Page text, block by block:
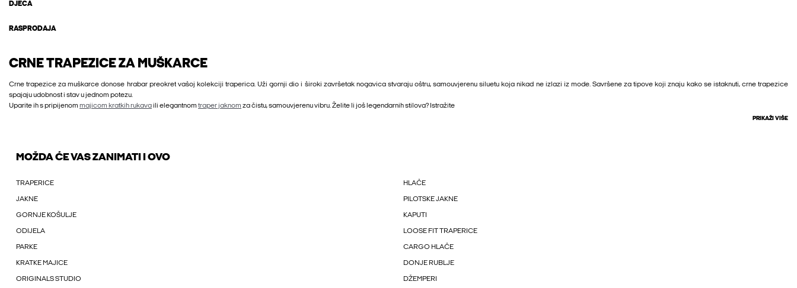
DJECA
RASPRODAJA
CRNE TRAPEZICE ZA MUŠKARCE
Crne trapezice za muškarce donose hrabar preokret vašoj kolekciji traperica. Uži gornji dio i široki završetak nogavica stvaraju oštru, samouvjerenu siluetu koja nikad ne izlazi iz mode. Savršene za tipove koji znaju kako se istaknuti, crne trapezice
spajaju udobnost i stav u jednom potezu.
Uparite ih s pripijenom majicom kratkih rukavaili elegantnom traper jaknom za čistu, samouvjerenu vibru. Želite li još legendarnih stilova? Istražite
PRIKAŽI VIŠE
MOŽDA ĆE VAS ZANIMATI I OVO
TRAPERICE HLAČE
JAKNE PILOTSKE JAKNE
GORNJE KOŠULJE KAPUTI
ODIJELA LOOSE FIT TRAPERICE
PARKE CARGO HLAČE
KRATKE MAJICE DONJE RUBLJE
ORIGINALS STUDIO DŽEMPERI